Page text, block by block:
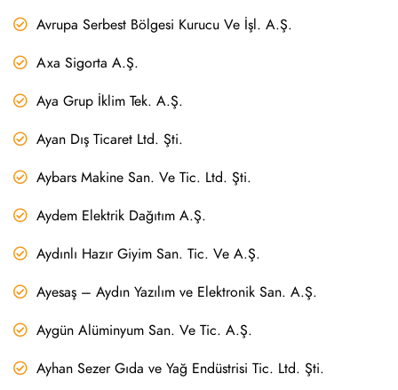
Avrupa Serbest Bölgesi Kurucu Ve İşl. A.Ş.
Axa Sigorta A.Ş.
Aya Grup İklim Tek. A.Ş.
Ayan Dış Ticaret Ltd. Şti.
Aybars Makine San. Ve Tic. Ltd. Şti.
Aydem Elektrik Dağıtım A.Ş.
Aydınlı Hazır Giyim San. Tic. Ve A.Ş.
Ayesaş – Aydın Yazılım ve Elektronik San. A.Ş.
Aygün Alüminyum San. Ve Tic. A.Ş.
Ayhan Sezer Gıda ve Yağ Endüstrisi Tic. Ltd. Şti.